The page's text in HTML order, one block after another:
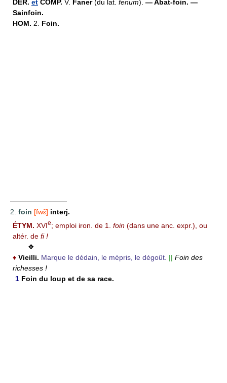
DÉR. et COMP. V. Faner(du lat. fenum). — Abat-foin. —
Sainfoin.
HOM. 2. Foin.
————————
2. foin [fwɛ̃] interj.
ÉTYM. XVIe; emploi iron. de 1. foin (dans une anc. expr.), ou
altér. de fi !
❖
♦ Vieilli. Marque le dédain, le mépris, le dégoût. || Foin des
richesses !
1 Foin du loup et de sa race.